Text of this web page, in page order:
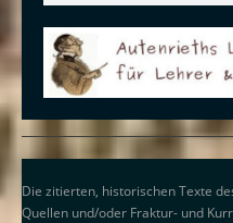
Die zitierten, historischen Texte
Quellen und/oder Fraktur- und